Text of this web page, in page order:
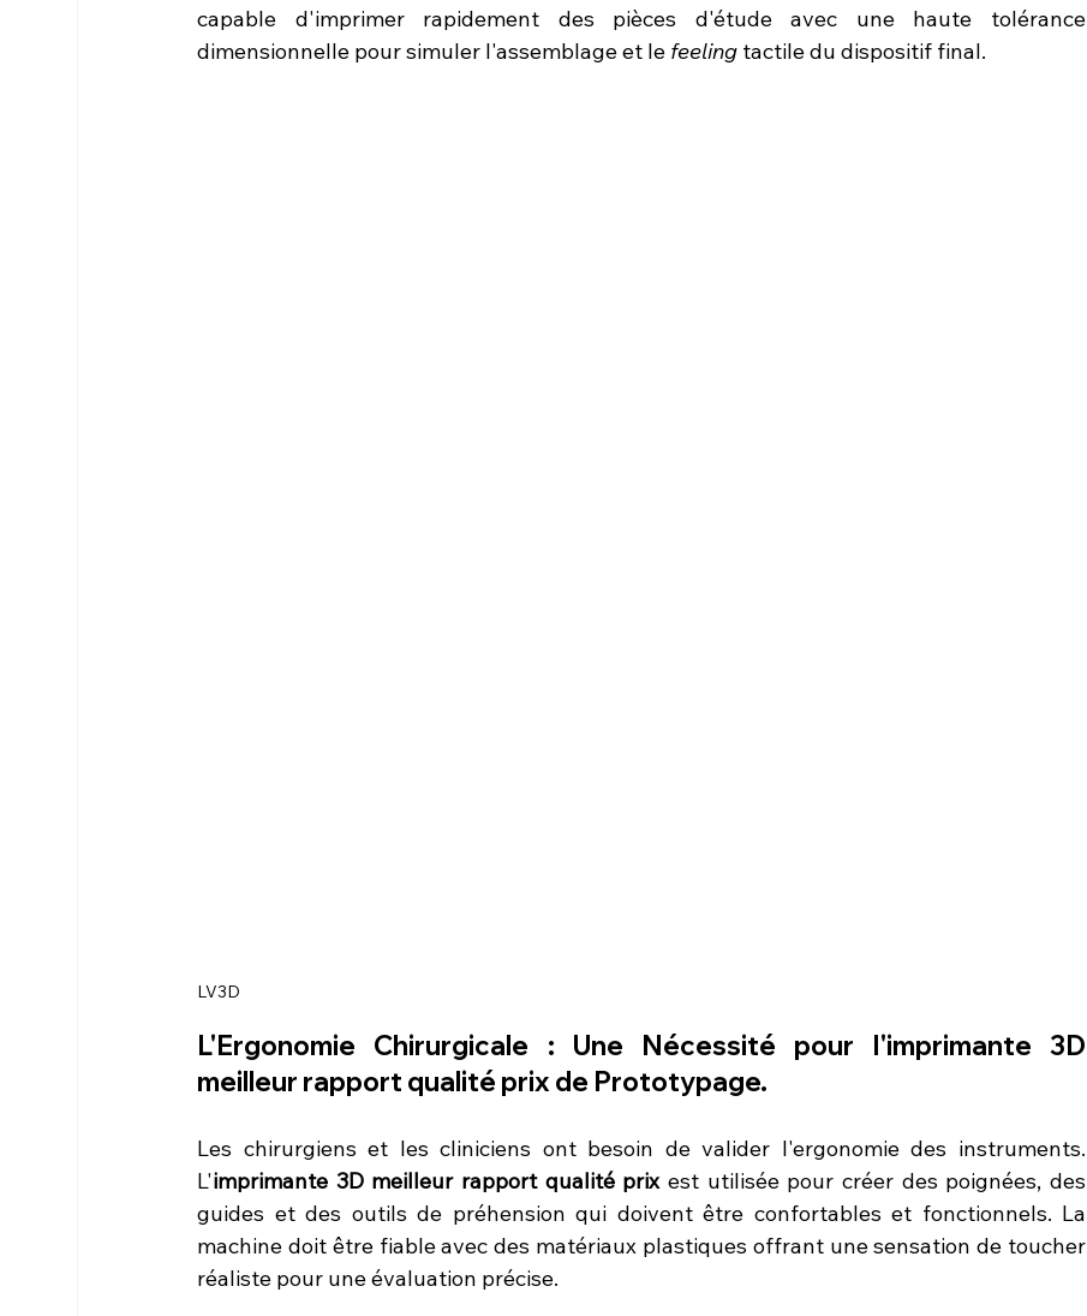
capable d'imprimer rapidement des pièces d'étude avec une haute tolérance
dimensionnelle pour simuler l'assemblage et le feeling tactile du dispositif final.
LV3D
L'Ergonomie Chirurgicale : Une Nécessité pour l'imprimante 3D
meilleur rapport qualité prix de Prototypage.
Les chirurgiens et les cliniciens ont besoin de valider l'ergonomie des instruments.
L'imprimante 3D meilleur rapport qualité prix est utilisée pour créer des poignées, des
guides et des outils de préhension qui doivent être confortables et fonctionnels. La
machine doit être fiable avec des matériaux plastiques offrant une sensation de toucher
réaliste pour une évaluation précise.